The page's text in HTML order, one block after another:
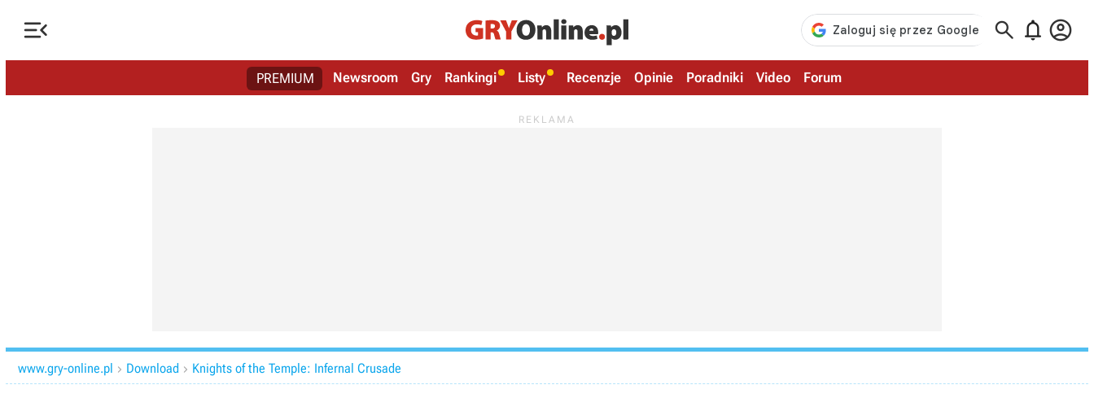
   
PREMIUM Newsroom Gry Rankingi Listy Recenzje Opinie Poradniki Video Forum
www.gry-online.pl  Download  Knights of the Temple: Infernal Crusade